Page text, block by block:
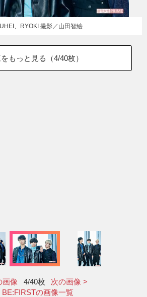
、RYOKI 撮影／山田智絵
もっと見る（4/40枚）
画像 4/40枚
次の画像 >
BE:FIRSTの画像一覧